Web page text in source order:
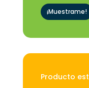
¡Muestrame!
Producto